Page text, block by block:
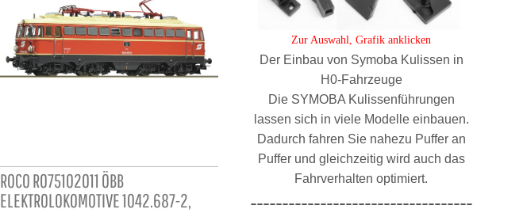
ROCO RO75102011 ÖBB
ELEKTROLOKOMOTIVE 1042.687-2,
EXACT TRAIN EX23711 PKP GEDECKTE
GÜTERWAGEN BAUART BREMEN, SET 2-
TEILIG, 3
Zur Auswahl, Grafik anklicken
Der Einbau von Symoba Kulissen in
H0-Fahrzeuge
Die SYMOBA Kulissenführungen
lassen sich in viele Modelle einbauen.
Dadurch fahren Sie nahezu Puffer an
Puffer und gleichzeitig wird auch das
Fahrverhalten optimiert.
-----------------------------------